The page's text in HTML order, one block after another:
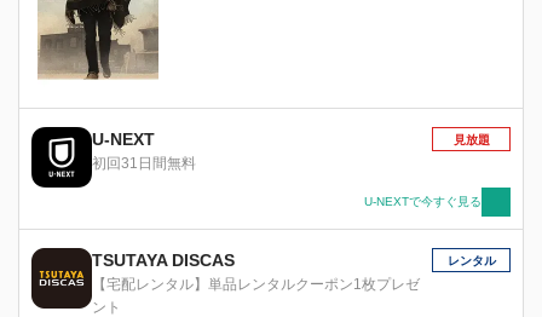
U-NEXT
初回31日間無料
見放題
U-NEXTで今すぐ見る
TSUTAYA DISCAS
【宅配レンタル】単品レンタルクーポン1枚プレゼ
ント
レンタル